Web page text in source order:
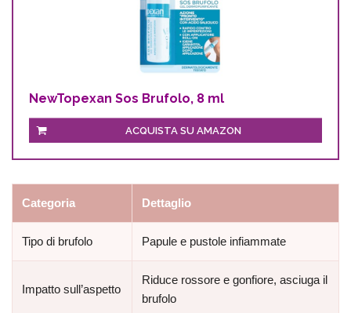
NewTopexan Sos Brufolo, 8 ml
ACQUISTA SU AMAZON
Categoria Dettaglio
Tipo di brufolo Papule e pustole infiammate
Impatto sull’aspetto
Riduce rossore e gonfiore, asciuga il
brufolo